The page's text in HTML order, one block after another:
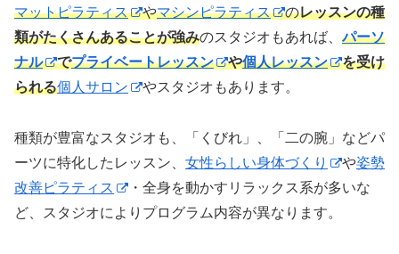
マットピラティス やマシンピラティス のレッスンの種
類がたくさんあることが強みのスタジオもあれば、パーソ
ナル
でプライベートレッスン や個人レッスン
を受け
られる個人サロン やスタジオもあります。
種類が豊富なスタジオも、「くびれ」、「二の腕」などパ
ーツに特化したレッスン、 女性らしい身体づくり や姿勢
改善ピラティス
・全身を動かすリラックス系が多いな
ど、スタジオによりプログラム内容が異なります。